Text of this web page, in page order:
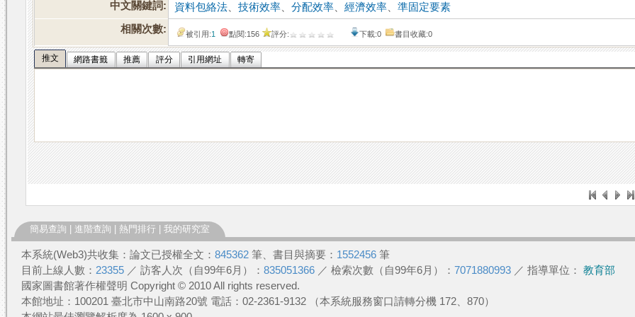
中文關鍵詞: 資料包絡法 、技術效率 、分配效率 、經濟效率 、準固定要素
相關次數:
被引用:1 點閱:156 評分: 下載:0 書目收藏:0
推文 網路書籤 推薦 評分 引用網址 轉寄
簡易查詢 進階查詢 熱門排行 我的研究室
本系統(Web3)共收集：論文已授權全文： 845362 筆、書目與摘要： 1552456 筆
目前上線人數： 23355 ／ 訪客人次（自99年6月）： 835051366 ／ 檢索次數（自99年6月）： 7071880993 ／ 指導單位： 教育部
國家圖書館著作權聲明 Copyright © 2010 All rights reserved.
本館地址：100201 臺北市中山南路20號 電話：02-2361-9132 （本系統服務窗口請轉分機 172、870）